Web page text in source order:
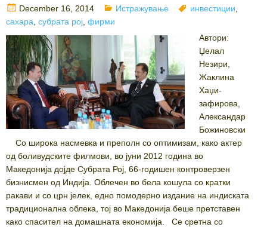
Posted
on
December 16, 2014 Categories
Истражување Tags
инвестиции
сахара субрата рој фирми
Автори:
Џелал
Незири,
Жаклина
Хаџи-
зафирова,
Александар
Божиновски
Со широка насмевка и преполн со оптимизам, како актер
од боливудските филмови, во јуни 2012 година во
Македонија дојде Субрата Рој, 66-годишен контроверзен
бизнисмен од Индија. Облечен во бела кошула со кратки
ракави и со црн јелек, едно помодерно издание на индиската
традиционална облека, тој во Македонија беше претставен
како спасител на домашната економија. Се сретна со